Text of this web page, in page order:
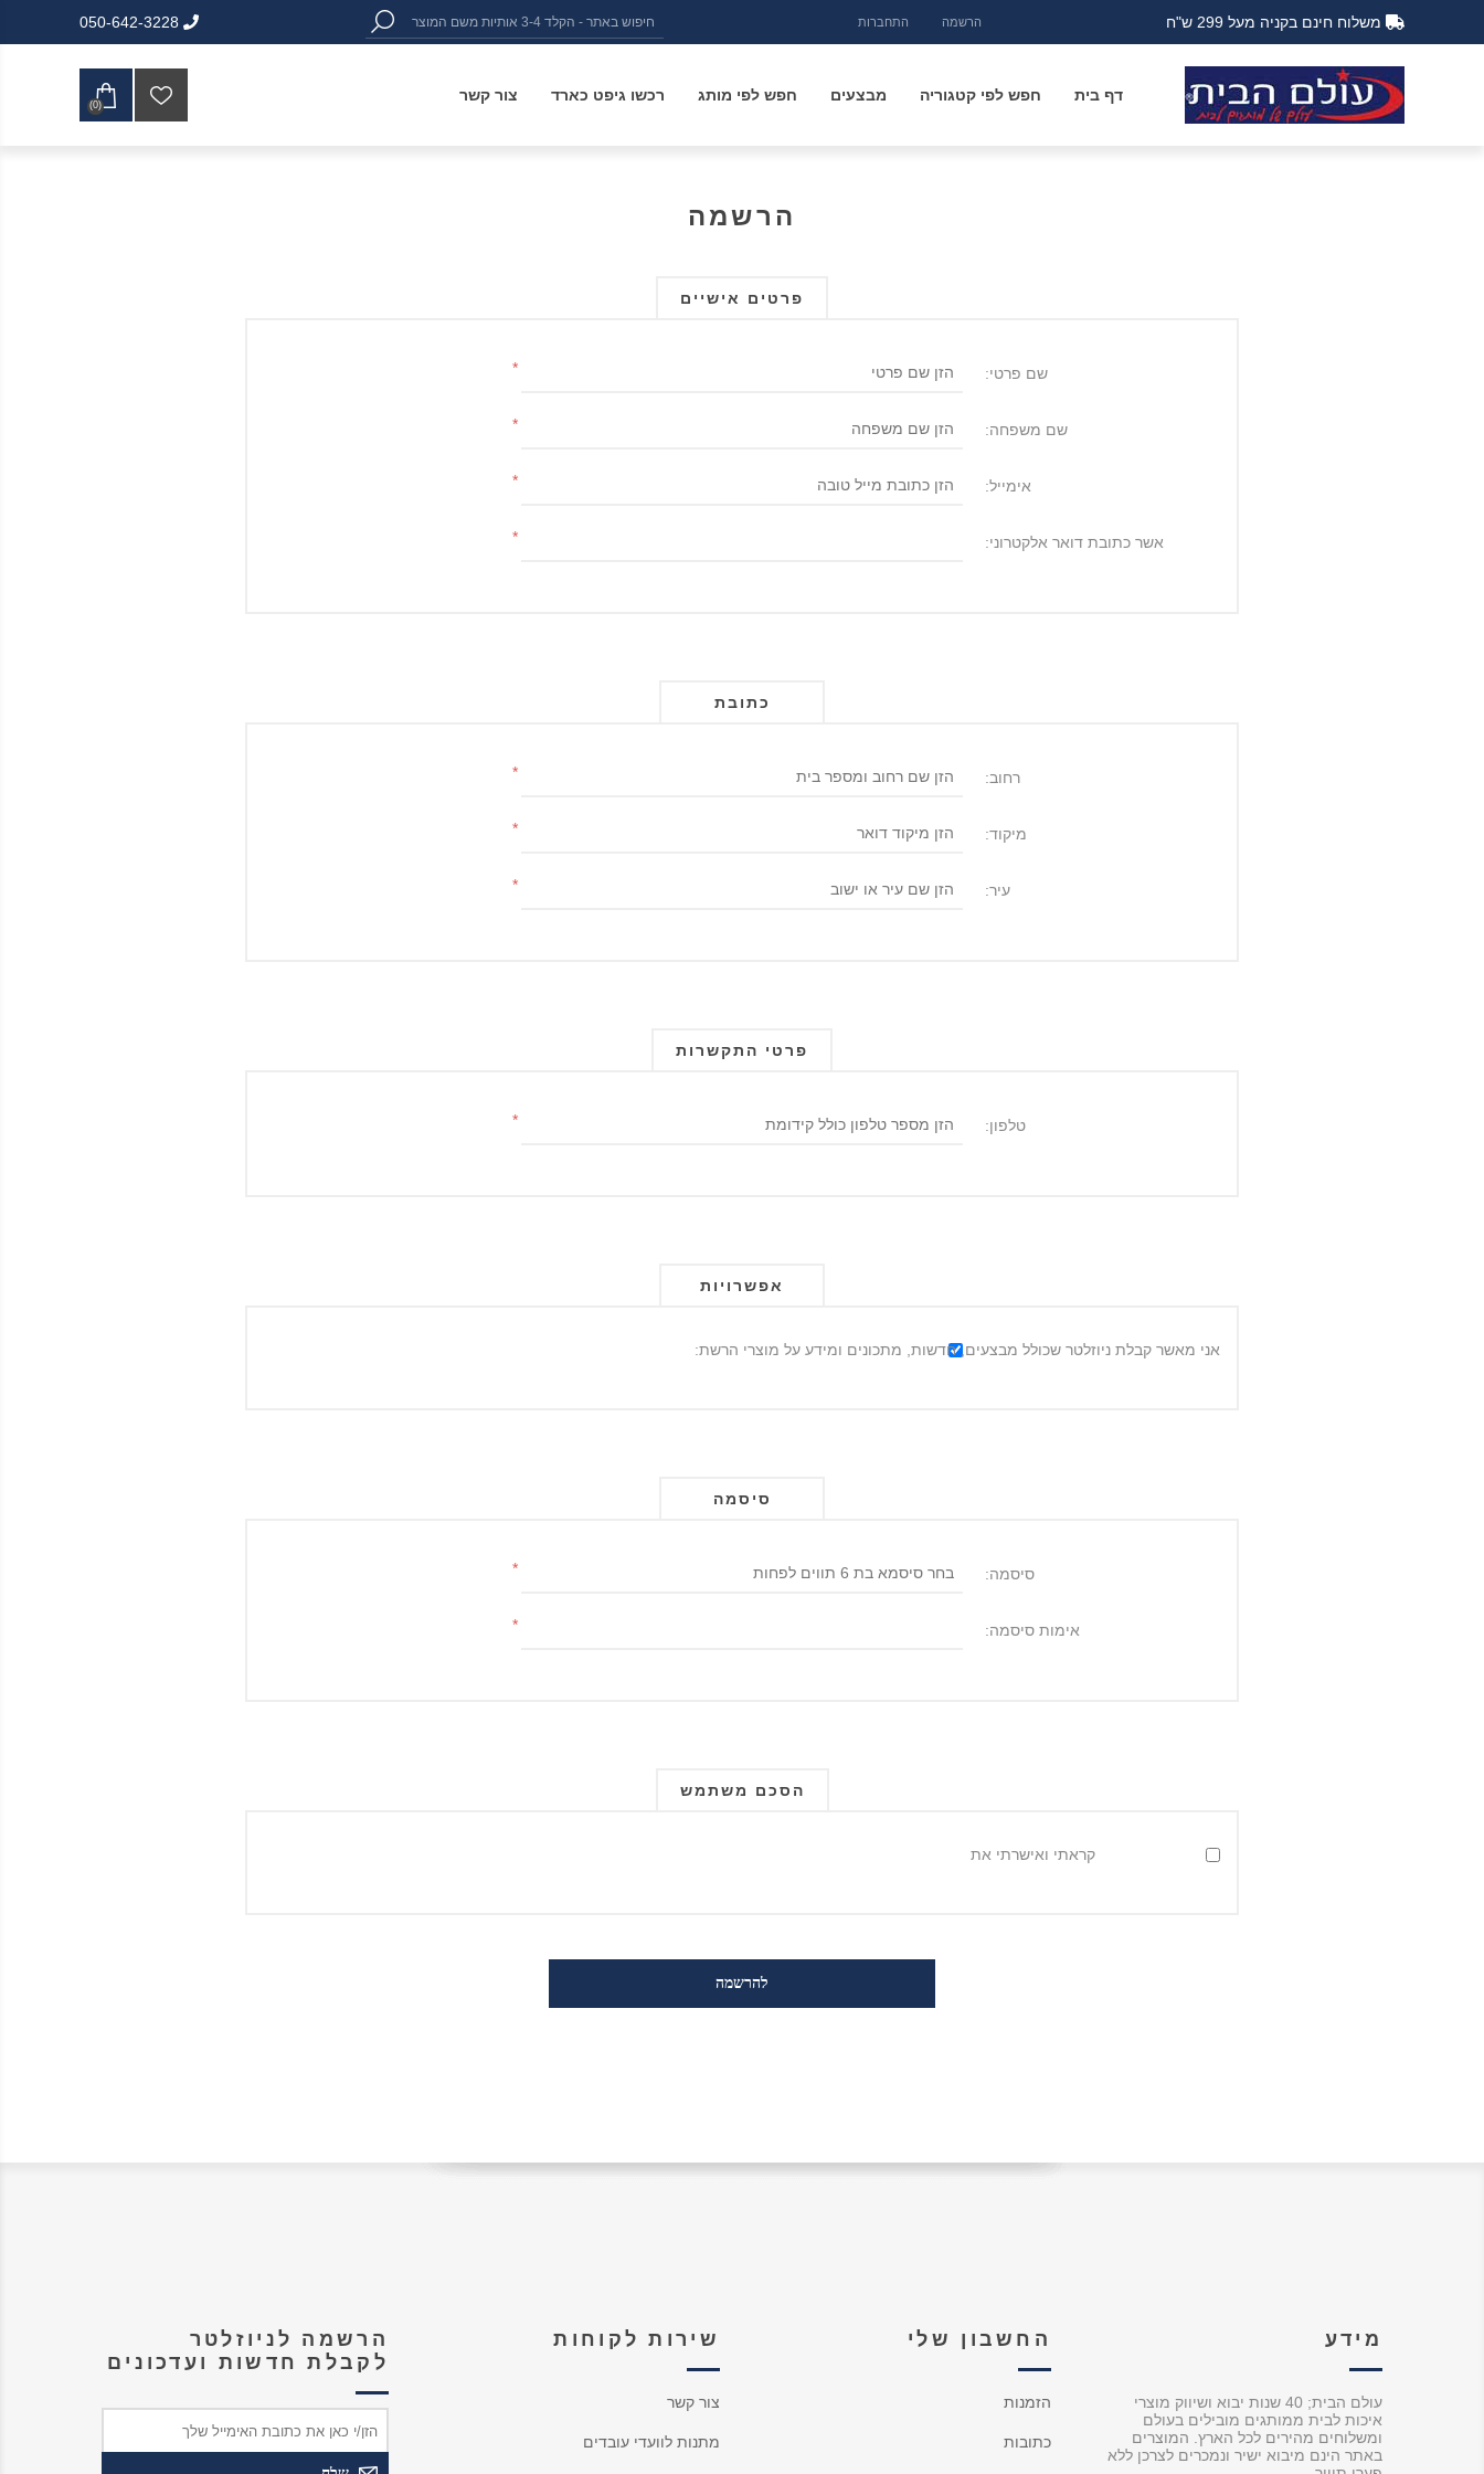
הרשמה התחברות משלוח חינם בקניה מעל 299 ש"ח 050-642-3228
דף בית חפש לפי קטגוריה מבצעים חפש לפי מותג רכשו גיפט כארד צור קשר
(0)
הרשמה
פרטים אישיים
שם פרטי: *
שם משפחה: *
אימייל: *
אשר כתובת דואר אלקטרוני: *
כתובת
רחוב: *
מיקוד: *
עיר: *
פרטי התקשרות
טלפון: *
אפשרויות
אני מאשר קבלת ניוזלטר שכולל מבצעים, חדשות, מתכונים ומידע על מוצרי הרשת:
סיסמה
סיסמה: *
אימות סיסמה: *
הסכם משתמש
קראתי ואישרתי את
מידע
עולם הבית; 40 שנות יבוא ושיווק מוצרי
איכות לבית ממותגים מובילים בעולם
ומשלוחים מהירים לכל הארץ. המוצרים
באתר הינם מיבוא ישיר ונמכרים לצרכן ללא
החשבון שלי
הזמנות
כתובות
שירות לקוחות
צור קשר
מתנות לוועדי עובדים
הרשמה לניוזלטר
לקבלת חדשות ועדכונים